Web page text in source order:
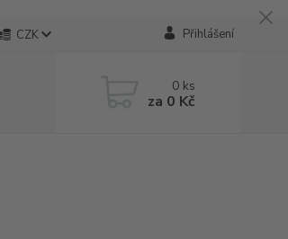
CZK Přihlášení
0 ks
za 0 Kč